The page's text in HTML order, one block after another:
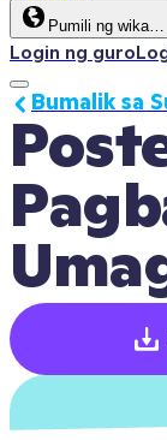
Pumili ng wika…
Login ng guro
Bumalik sa